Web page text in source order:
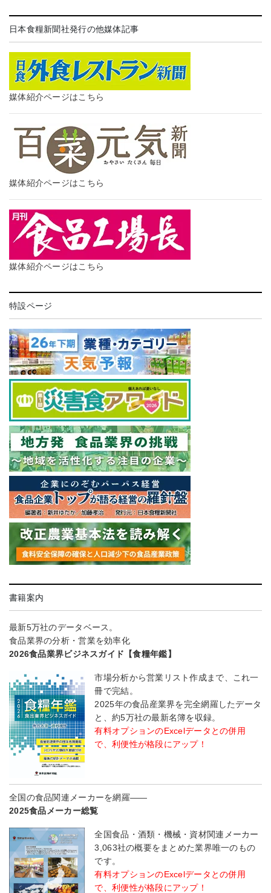
日本食糧新聞社発行の他媒体記事
媒体紹介ページはこちら
媒体紹介ページはこちら
媒体紹介ページはこちら
特設ページ
書籍案内
最新5万社のデータベース。
食品業界の分析・営業を効率化
2026食品業界ビジネスガイド【食糧年鑑】
市場分析から営業リスト作成まで、これ一
冊で完結。
2025年の食品産業界を完全網羅したデータ
と、約5万社の最新名簿を収録。
有料オプションのExcelデータとの併用
で、利便性が格段にアップ！
全国の食品関連メーカーを網羅――
2025食品メーカー総覧
全国食品・酒類・機械・資材関連メーカー
3,063社の概要をまとめた業界唯一のもの
です。
有料オプションのExcelデータとの併用
で、利便性が格段にアップ！